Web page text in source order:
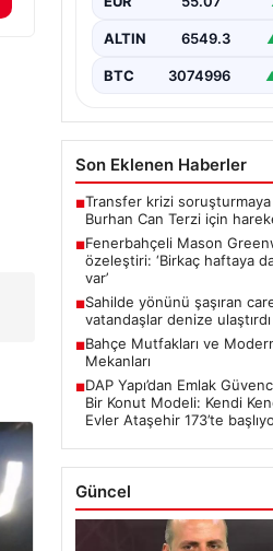
ALTIN 6549.3
BTC 3074996
Son Eklenen Haberler
■Transfer krizi
Burhan Can Terzi için
■Fenerbahçeli Mason
özeleştiri: ‘Birkaç haftaya
var’
■Sahilde yönünü şaşıran
vatandaşlar denize ulaştırdı
■Bahçe Mutfakları ve
Mekanları
■DAP Yapı’dan Emlak
Bir Konut Modeli: Kendi
Evler Ataşehir 173’te
Güncel